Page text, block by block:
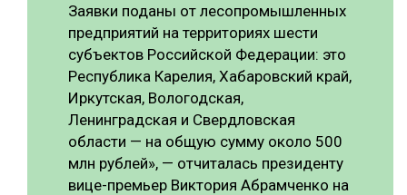
Заявки поданы от лесопромышленных
предприятий на территориях шести
субъектов Российской Федерации: это
Республика Карелия, Хабаровский край,
Иркутская, Вологодская,
Ленинградская и Свердловская
области — на общую сумму около 500
млн рублей», — отчиталась президенту
вице-премьер Виктория Абрамченко на